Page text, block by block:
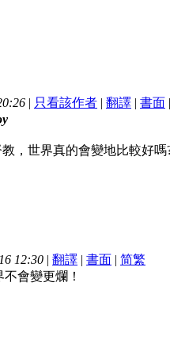
| 只看該作者 | 翻譯 | 書面 |
，世界真的會變地比較好嗎
12:30 | 翻譯 | 書面 | 简繁
會變更爛！